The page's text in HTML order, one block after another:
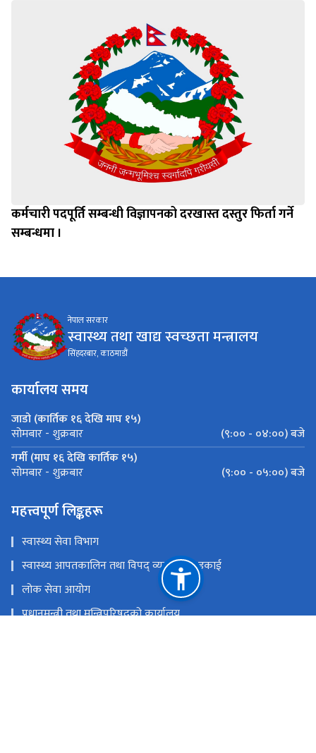
कर्मचारी पदपूर्ति सम्बन्धी विज्ञापनको दरखास्त दस्तुर फिर्ता गर्ने
सम्बन्धमा ।
नेपाल सरकार
स्वास्थ्य तथा खाद्य स्वच्छता मन्त्रालय
सिंहदरबार, काठमाडौं
कार्यालय समय
जाडो (कार्तिक १६ देखि माघ १५)
सोमबार - शुक्रबार
(९:०० - ०४:००) बजे
गर्मी (माघ १६ देखि कार्तिक १५)
सोमबार - शुक्रबार (९:०० - ०५:००) बजे
महत्त्वपूर्ण लिङ्कहरू
स्वास्थ्य सेवा विभाग
स्वास्थ्य आपतकालिन तथा विपद् व्यवस्थापन इकाई
लोक सेवा आयोग
प्रधानमन्त्री तथा मन्त्रिपरिषद्‍को कार्यालय